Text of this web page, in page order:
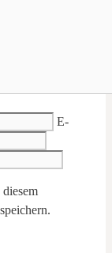
E-